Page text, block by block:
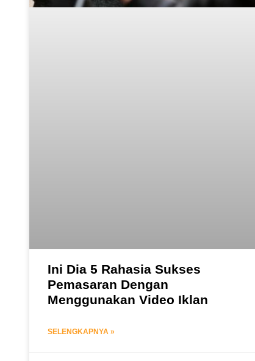
Ini Dia 5 Rahasia Sukses
Pemasaran Dengan
Menggunakan Video Iklan
SELENGKAPNYA »